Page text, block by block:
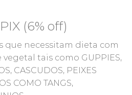
(6% off)
que necessitam dieta com
tais como GUPPIES,
CASCUDOS, PEIXES
COMO TANGS,